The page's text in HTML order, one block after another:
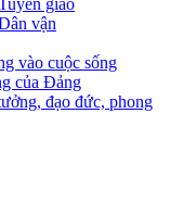
vận
vào cuộc sống
của Đảng
đạo đức, phong